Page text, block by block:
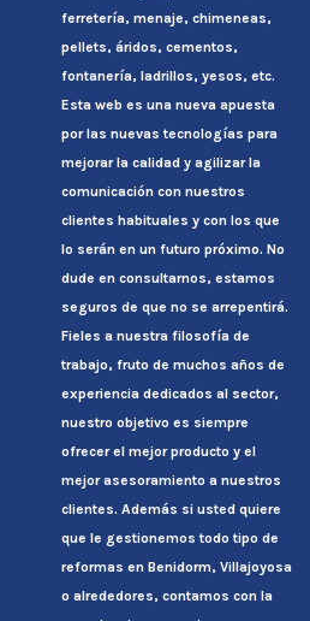
ferretería, menaje, chimeneas,
pellets, áridos, cementos,
fontanería, ladrillos, yesos, etc.
Esta web es una nueva apuesta
por las nuevas tecnologías para
mejorar la calidad y agilizar la
comunicación con nuestros
clientes habituales y con los que
lo serán en un futuro próximo. No
dude en consultarnos, estamos
seguros de que no se arrepentirá.
Fieles a nuestra filosofía de
trabajo, fruto de muchos años de
experiencia dedicados al sector,
nuestro objetivo es siempre
ofrecer el mejor producto y el
mejor asesoramiento a nuestros
clientes. Además si usted quiere
que le gestionemos todo tipo de
reformas en Benidorm, Villajoyosa
o alrededores, contamos con la